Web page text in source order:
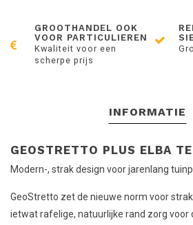
GROOTHANDEL OOK
VOOR PARTICULIEREN
Kwaliteit voor een
scherpe prijs
INFORMATIE
GEOSTRETTO PLUS ELBA
Modern-, strak design voor jarenlang
GeoStretto zet de nieuwe norm voor
ietwat rafelige, natuurlijke rand zorg voor